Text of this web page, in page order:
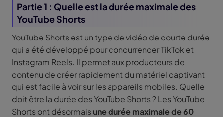
Partie 1 : Quelle est la durée maximale des
YouTube Shorts
YouTube Shorts est un type de vidéo de courte durée
qui a été développé pour concurrencer TikTok et
Instagram Reels. Il permet aux producteurs de
contenu de créer rapidement du matériel captivant
qui est facile à voir sur les appareils mobiles. Quelle
doit être la durée des YouTube Shorts ? Les YouTube
Shorts ont désormais une durée maximale de 60